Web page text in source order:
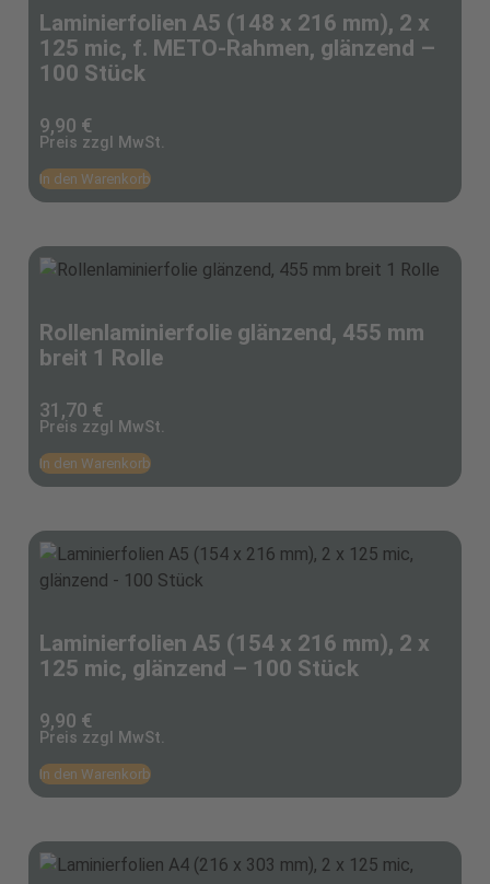
Laminierfolien A5 (148 x 216 mm), 2 x
125 mic, f. METO-Rahmen, glänzend –
100 Stück
9,90 €
Preis zzgl MwSt.
In den Warenkorb
Rollenlaminierfolie glänzend, 455 mm
breit 1 Rolle
31,70 €
Preis zzgl MwSt.
In den Warenkorb
Laminierfolien A5 (154 x 216 mm), 2 x
125 mic, glänzend – 100 Stück
9,90 €
Preis zzgl MwSt.
In den Warenkorb